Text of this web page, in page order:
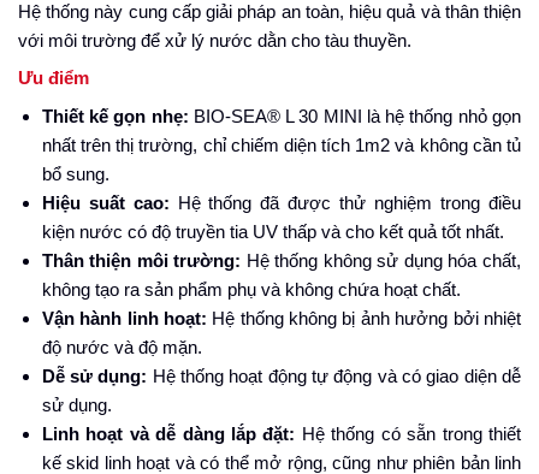
Hệ thống này cung cấp giải pháp an toàn, hiệu quả và thân thiện
với môi trường để xử lý nước dằn cho tàu thuyền.
Ưu điểm
Thiết kế gọn nhẹ: BIO-SEA® L 30 MINI là hệ thống nhỏ gọn
nhất trên thị trường, chỉ chiếm diện tích 1m2 và không cần tủ
bổ sung.
Hiệu suất cao: Hệ thống đã được thử nghiệm trong điều
kiện nước có độ truyền tia UV thấp và cho kết quả tốt nhất.
Thân thiện môi trường: Hệ thống không sử dụng hóa chất,
không tạo ra sản phẩm phụ và không chứa hoạt chất.
Vận hành linh hoạt: Hệ thống không bị ảnh hưởng bởi nhiệt
độ nước và độ mặn.
Dễ sử dụng: Hệ thống hoạt động tự động và có giao diện dễ
sử dụng.
Linh hoạt và dễ dàng lắp đặt: Hệ thống có sẵn trong thiết
kế skid linh hoạt và có thể mở rộng, cũng như phiên bản linh